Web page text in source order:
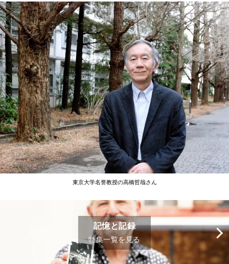
東京大学名誉教授の高橋哲哉さん
記憶と記録
特集一覧を見る